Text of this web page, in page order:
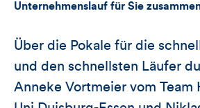
dieses
Artikels
Unternehmenslauf für Sie
Über die Pokale für die
und den schnellsten Läufer
Anneke Vortmeier vom Team